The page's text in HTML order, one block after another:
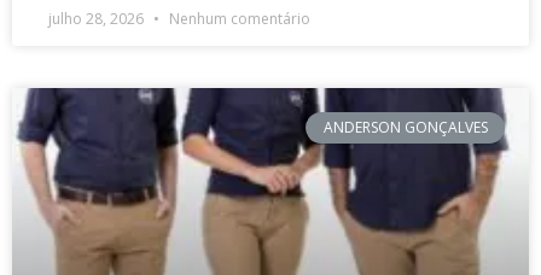
julho 28, 2026 Nenhum comentário
ANDERSON GONÇALVES